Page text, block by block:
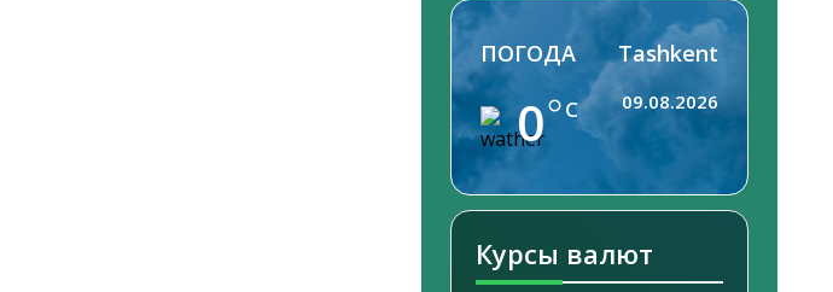
ПОГОДА
0 C
Tashkent
09.08.2026
Курсы валют